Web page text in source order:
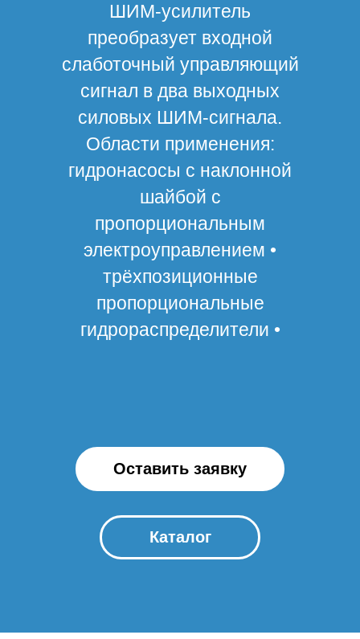
ШИМ-усилитель
преобразует входной
слаботочный управляющий
сигнал в два выходных
силовых ШИМ-сигнала.
Области применения:
гидронасосы с наклонной
шайбой с
пропорциональным
электроуправлением •
трёхпозиционные
пропорциональные
гидрораспределители •
Оставить заявку
Каталог